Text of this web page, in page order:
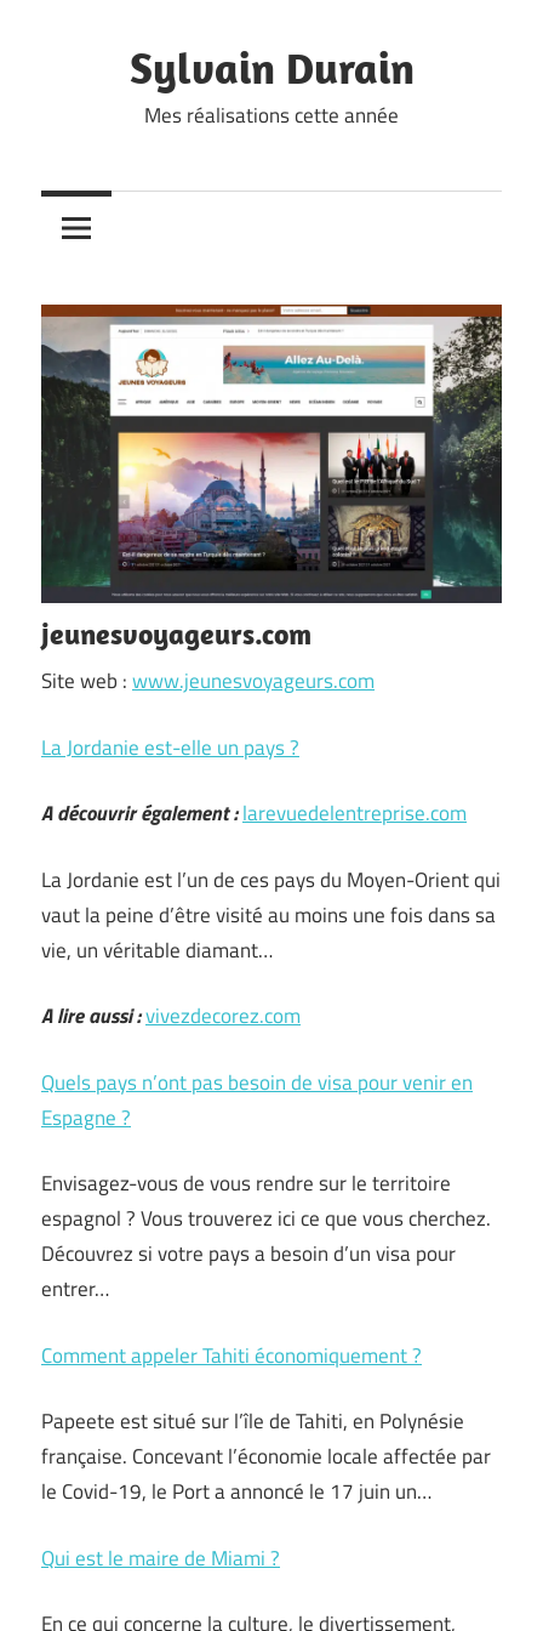
Sylvain Durain
Mes réalisations cette année
jeunesvoyageurs.com
Site web :www.jeunesvoyageurs.com
La Jordanie est-elle un pays ?
A découvrir également :larevuedelentreprise.com
La Jordanie est l’un de ces pays du Moyen-Orient qui
vaut la peine d’être visité au moins une fois dans sa
vie, un véritable diamant…
A lire aussi :vivezdecorez.com
Quels pays n’ont pas besoin de visa pour venir en
Espagne ?
Envisagez-vous de vous rendre sur le territoire
espagnol ? Vous trouverez ici ce que vous cherchez.
Découvrez si votre pays a besoin d’un visa pour
entrer…
Comment appeler Tahiti économiquement ?
Papeete est situé sur l’île de Tahiti, en Polynésie
française. Concevant l’économie locale affectée par
le Covid-19, le Port a annoncé le 17 juin un…
Qui est le maire de Miami ?
En ce qui concerne la culture, le divertissement,